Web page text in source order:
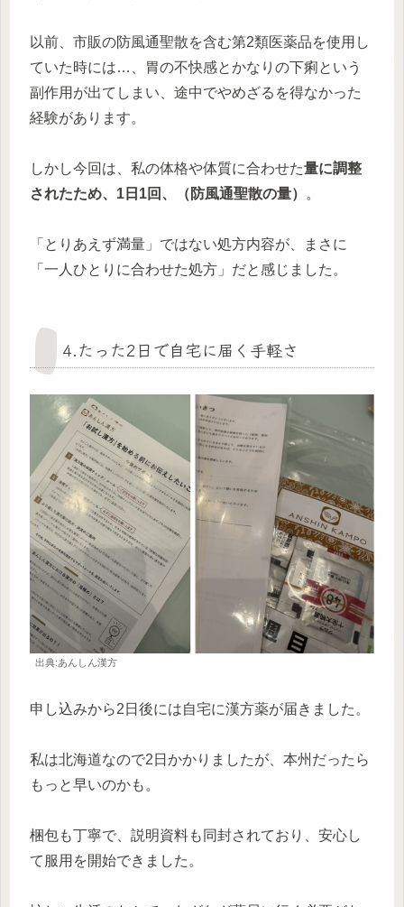
以前、市販の防風通聖散を含む第2類医薬品を使用し
ていた時には…、胃の不快感とかなりの下痢という
副作用が出てしまい、途中でやめざるを得なかった
経験があります。
しかし今回は、私の体格や体質に合わせた量に調整
されたため、1日1回、（防風通聖散の量）
。
「とりあえず満量」ではない処方内容が、まさに
「一人ひとりに合わせた処方」だと感じました。
4.たった2日で自宅に届く手軽さ
出典:あんしん漢方
申し込みから2日後には自宅に漢方薬が届きました。
私は北海道なので2日かかりましたが、本州だったら
もっと早いのかも。
梱包も丁寧で、説明資料も同封されており、安心し
て服用を開始できました。